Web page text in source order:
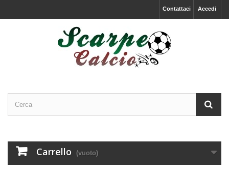
Accedi
Contattaci
Carrello (vuoto)